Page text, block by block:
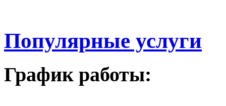
Популярные услуги
График работы: